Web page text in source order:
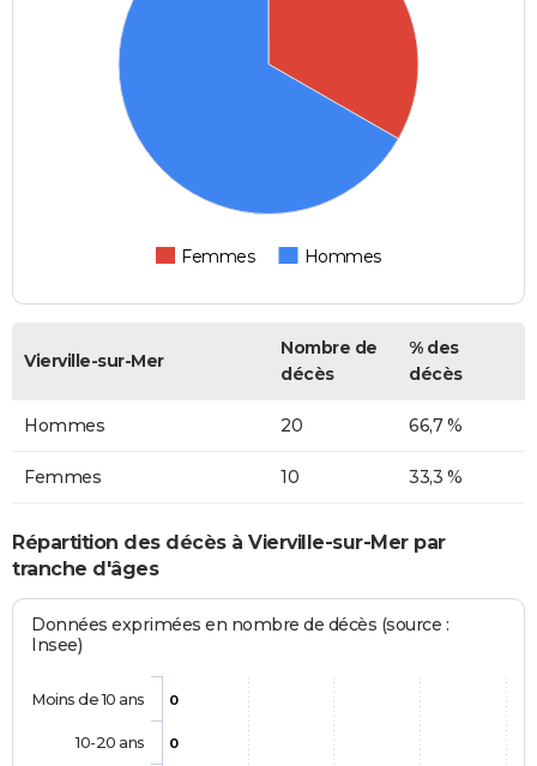
Femmes Hommes
Vierville-sur-Mer
Nombre de
décès
% des
décès
Hommes 20 66,7 %
Femmes 10 33,3 %
Répartition des décès à Vierville-sur-Mer par
tranche d'âges
Données exprimées en nombre de décès (source :
Insee)
0
0
Moins de 10 ans
10-20 ans